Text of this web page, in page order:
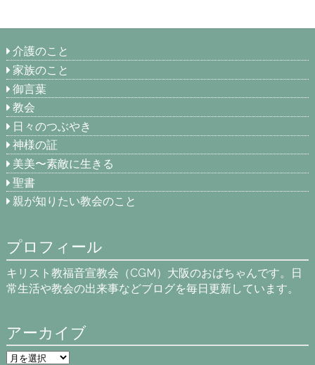
介護のこと
家族のこと
御言葉
教会
日々のつぶやき
神様の証
美美〜素敵に生きる
聖書
親が知りたい教会のこと
プロフィール
キリスト教福音宣教会（CGM）大阪のおばちゃんです。日
常生活や教会の出来事などブログを毎日更新しています。
アーカイブ
ア